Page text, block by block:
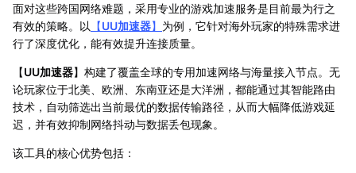
面对这些跨国网络难题，采用专业的游戏加速服务是目前最为行之
有效的策略。以
【UU加速器】 为例，它针对海外玩家的特殊需求进
行了深度优化，能有效提升连接质量。
【UU加速器】构建了覆盖全球的专用加速网络与海量接入节点。无
论玩家位于北美、欧洲、东南亚还是大洋洲，都能通过其智能路由
技术，自动筛选出当前最优的数据传输路径，从而大幅降低游戏延
迟，并有效抑制网络抖动与数据丢包现象。
该工具的核心优势包括：